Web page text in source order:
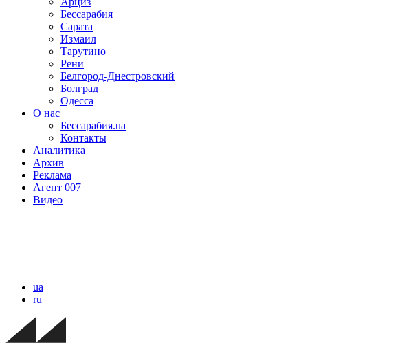
Бессарабия
Сарата
Измаил
Тарутино
Рени
Белгород-Днестровский
Болград
Одесса
О нас
Бессарабия.ua
Контакты
Аналитика
Архив
Реклама
Агент 007
Видео
ua
ru